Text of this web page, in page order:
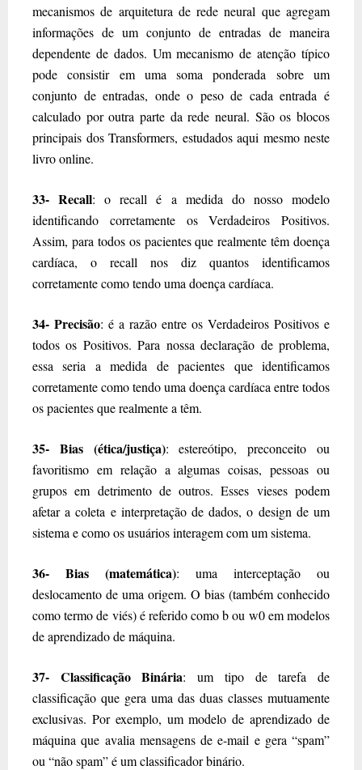
mecanismos de arquitetura de rede neural que agregam
informações de um conjunto de entradas de maneira
dependente de dados. Um mecanismo de atenção típico
pode consistir em uma soma ponderada sobre um
conjunto de entradas, onde o peso de cada entrada é
calculado por outra parte da rede neural. São os blocos
principais dos Transformers, estudados aqui mesmo neste
livro online.
33- Recall: o recall é a medida do nosso modelo
identificando corretamente os Verdadeiros Positivos.
Assim, para todos os pacientes que realmente têm doença
cardíaca, o recall nos diz quantos identificamos
corretamente como tendo uma doença cardíaca.
34- Precisão: é a razão entre os Verdadeiros Positivos e
todos os Positivos. Para nossa declaração de problema,
essa seria a medida de pacientes que identificamos
corretamente como tendo uma doença cardíaca entre todos
os pacientes que realmente a têm.
35- Bias (ética/justiça): estereótipo, preconceito ou
favoritismo em relação a algumas coisas, pessoas ou
grupos em detrimento de outros. Esses vieses podem
afetar a coleta e interpretação de dados, o design de um
sistema e como os usuários interagem com um sistema.
36- Bias (matemática): uma interceptação ou
deslocamento de uma origem. O bias (também conhecido
como termo de viés) é referido como b ou w0 em modelos
de aprendizado de máquina.
37- Classificação Binária: um tipo de tarefa de
classificação que gera uma das duas classes mutuamente
exclusivas. Por exemplo, um modelo de aprendizado de
máquina que avalia mensagens de e-mail e gera “spam”
ou “não spam” é um classificador binário.